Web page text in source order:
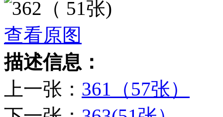
查看原图
描述信息：
上一张： 361（57张）